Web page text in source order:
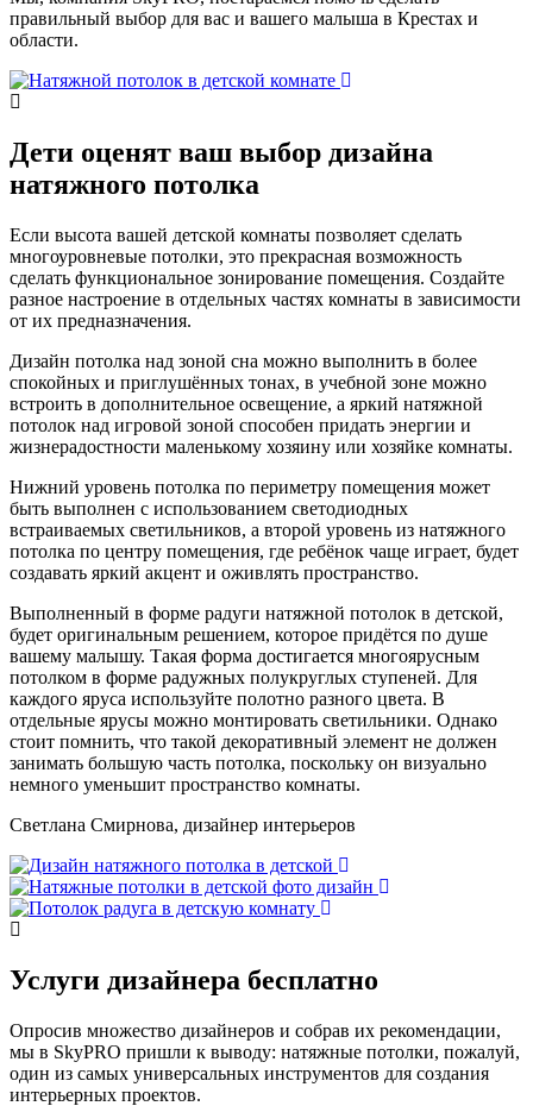
правильный выбор для вас и вашего малыша в Крестах и
области.
Дети оценят ваш выбор дизайна
натяжного потолка
Если высота вашей детской комнаты позволяет сделать
многоуровневые потолки, это прекрасная возможность
сделать функциональное зонирование помещения. Создайте
разное настроение в отдельных частях комнаты в зависимости
от их предназначения.
Дизайн потолка над зоной сна можно выполнить в более
спокойных и приглушённых тонах, в учебной зоне можно
встроить в дополнительное освещение, а яркий натяжной
потолок над игровой зоной способен придать энергии и
жизнерадостности маленькому хозяину или хозяйке комнаты.
Нижний уровень потолка по периметру помещения может
быть выполнен с использованием светодиодных
встраиваемых светильников, а второй уровень из натяжного
потолка по центру помещения, где ребёнок чаще играет, будет
создавать яркий акцент и оживлять пространство.
Выполненный в форме радуги натяжной потолок в детской,
будет оригинальным решением, которое придётся по душе
вашему малышу. Такая форма достигается многоярусным
потолком в форме радужных полукруглых ступеней. Для
каждого яруса используйте полотно разного цвета. В
отдельные ярусы можно монтировать светильники. Однако
стоит помнить, что такой декоративный элемент не должен
занимать большую часть потолка, поскольку он визуально
немного уменьшит пространство комнаты.
Светлана Смирнова, дизайнер интерьеров
Услуги дизайнера бесплатно
Опросив множество дизайнеров и собрав их рекомендации,
мы в SkyPRO пришли к выводу: натяжные потолки, пожалуй,
один из самых универсальных инструментов для создания
интерьерных проектов.